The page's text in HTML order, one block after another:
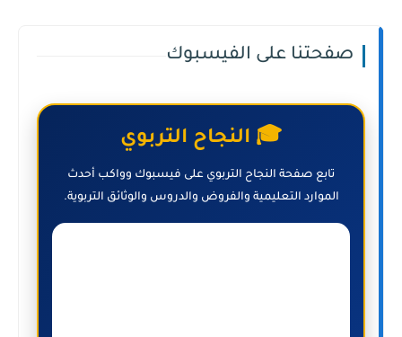
صفحتنا على الفيسبوك
🎓 النجاح التربوي
تابع صفحة النجاح التربوي على فيسبوك وواكب أحدث
الموارد التعليمية والفروض والدروس والوثائق التربوية.